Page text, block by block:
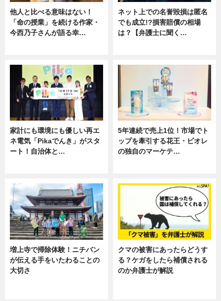
他人と比べる意味はない！
「命の授業」を続ける作家・
今西乃子さんが語る幸…
ネット上での名誉毀損は匿名
でも成立!?損害賠償の相場
は？【弁護士に聞く…
家計にも環境にも優しい再エ
ネ電気「Pikaでんき」がスタ
ート！自治体と…
5年連続で売上1位！市場でト
ップを牽引する花王・ビオレ
の独自のマーケテ…
増上寺で掃除体験！ニチバン
が伝える手をいたわることの
大切さ
クマの被害にあったらどうす
る？ケガをしたら補償される
のか弁護士が解説